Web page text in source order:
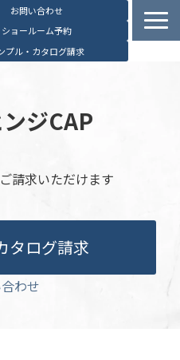
お問い合わせ
ショールーム予約
プル・カタログ請求
の特長
資料
グ
概要
ジCAP
請求いただけます
タログ請求
わせ